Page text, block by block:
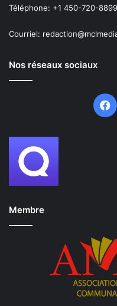
Téléphone: +1 450-720-
Courriel:
Nos réseaux sociaux
Membre